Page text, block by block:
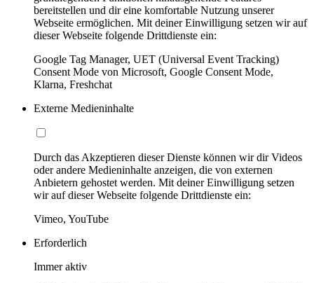
bereitstellen und dir eine komfortable Nutzung unserer
Webseite ermöglichen. Mit deiner Einwilligung setzen wir auf
dieser Webseite folgende Drittdienste ein:
Google Tag Manager, UET (Universal Event Tracking)
Consent Mode von Microsoft, Google Consent Mode,
Klarna, Freshchat
Externe Medieninhalte
Durch das Akzeptieren dieser Dienste können wir dir Videos
oder andere Medieninhalte anzeigen, die von externen
Anbietern gehostet werden. Mit deiner Einwilligung setzen
wir auf dieser Webseite folgende Drittdienste ein:
Vimeo, YouTube
Erforderlich
Immer aktiv